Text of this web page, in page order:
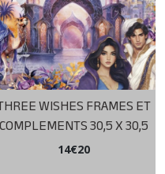
WISHES FRAMES ET
COMPLEMENTS 30,5 X 30,5
BELLALUNA CRAFTS
14€20